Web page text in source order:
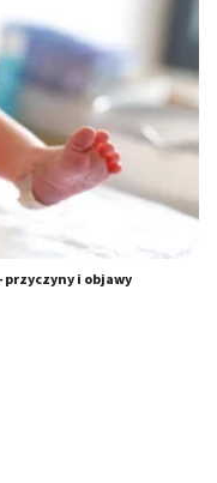
i objawy